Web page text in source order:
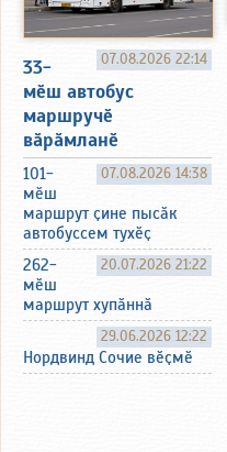
07.08.2026 22:14
33-
мӗш автобус
маршручӗ
вӑрӑмланӗ
07.08.2026 14:38
101-
мӗш
маршрут ҫине пысӑк
автобуссем тухӗҫ
20.07.2026 21:22
262-
мӗш
маршрут хупӑннӑ
29.06.2026 12:22
Нордвинд Сочие вӗҫмӗ